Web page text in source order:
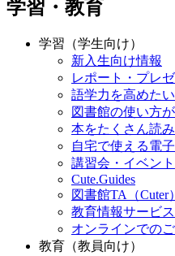
学習・教育
学習（学生向け）
新入生向け情報
レポート・プレ
語学力を高めた
図書館の使い方
本をたくさん読
自宅で使える電
講習会・イベント
Cute.Guides
図書館TA（Cuter）
教育情報サービス
オンラインでの
教育（教員向け）